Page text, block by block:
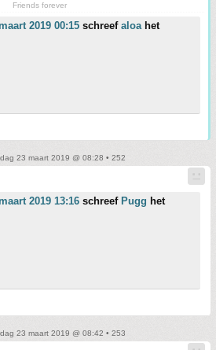
Friends forever
2019 00:15 schreef aloahet
23 maart 2019 @ 08:28 • 252
2019 13:16 schreef Pugg het
23 maart 2019 @ 08:42 • 253